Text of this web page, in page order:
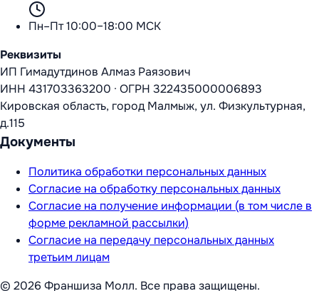
Пн–Пт 10:00–18:00 МСК
Реквизиты
ИП Гимадутдинов Алмаз Раязович
ИНН 431703363200 · ОГРН 322435000006893
Кировская область, город Малмыж, ул. Физкультурная,
д.115
Документы
Политика обработки персональных данных
Согласие на обработку персональных данных
Согласие на получение информации (в том числе в
форме рекламной рассылки)
Согласие на передачу персональных данных
третьим лицам
© 2026 Франшиза Молл. Все права защищены.